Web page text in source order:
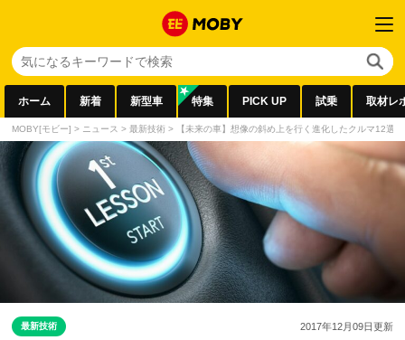
ホーム 新着 新型車 特集 PICK UP 試乗 取材レ
MOBY[モビー] > ニュース > 最新技術 > 【未来の車】想像の斜め上を行く進化したクルマ12選
最新技術 2017年12月09日更新